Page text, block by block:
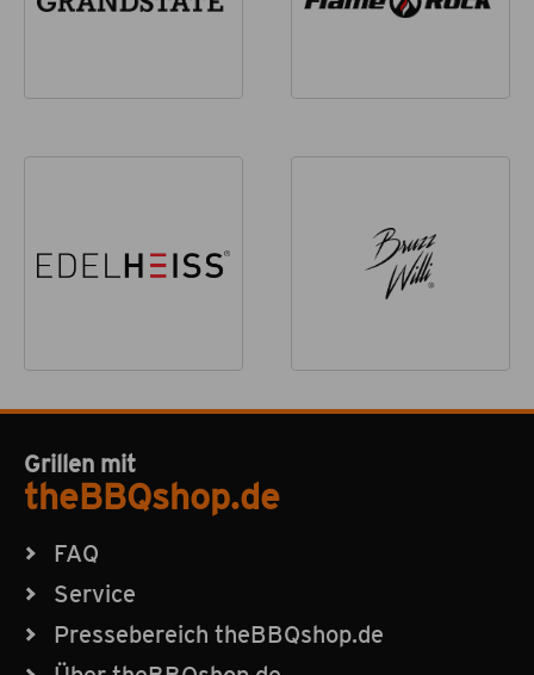
Grillen mit
theBBQshop.de
FAQ
Service
Pressebereich theBBQshop.de